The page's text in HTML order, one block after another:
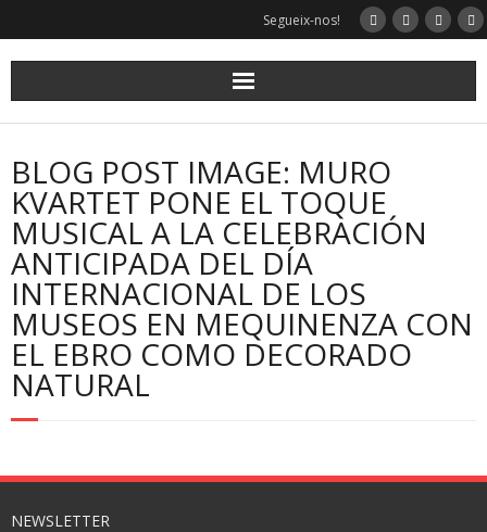
Segueix-nos!
BLOG POST IMAGE: MURO
KVARTET PONE EL TOQUE
MUSICAL A LA CELEBRACIÓN
ANTICIPADA DEL DÍA
INTERNACIONAL DE LOS
MUSEOS EN MEQUINENZA CON
EL EBRO COMO DECORADO
NATURAL
NEWSLETTER